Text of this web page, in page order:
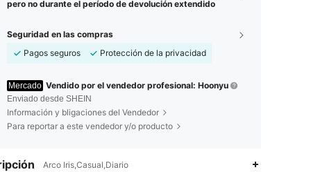
pero no durante el período de devolución extendido
Seguridad en las compras
Pagos seguros
Protección de la privacidad
Mercado Vendido por el vendedor profesional: Hoonyu
Enviado desde SHEIN
Información y bligaciones del Vendedor
Para reportar a este vendedor y/o producto
Arco Iris,Casual,Diario